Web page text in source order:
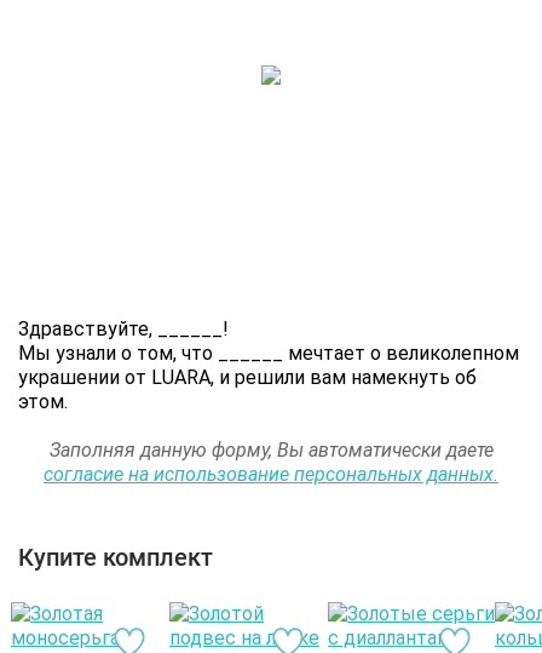
Здравствуйте,
!
Мы узнали о том, что
мечтает о великолепном
украшении от LUARA, и решили вам намекнуть об
этом.
Заполняя данную форму, Вы автоматически даете
согласие на использование персональных данных.
Купите комплект